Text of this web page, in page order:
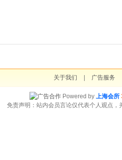
关于我们 广告服务
Powered by 上海会所
免责声明：站内会员言论仅代表个人观点